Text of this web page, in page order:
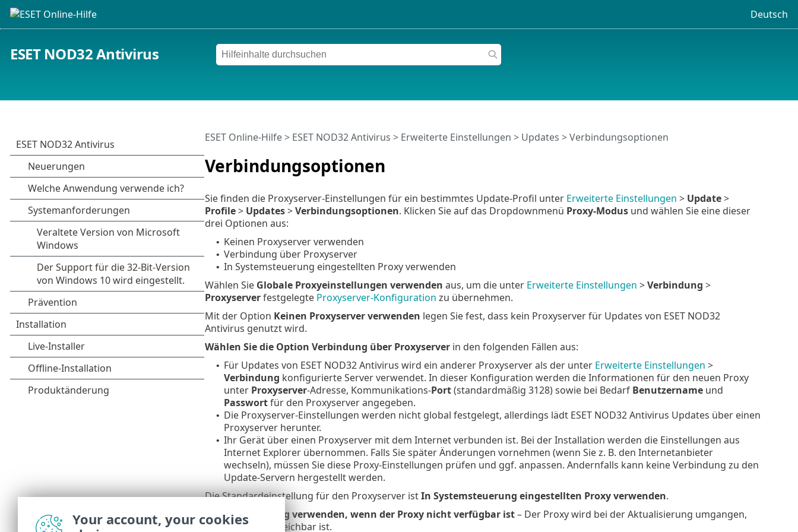
Deutsch
ESET NOD32 Antivirus
Verbindungsoptionen
ESET Online-Hilfe> ESET NOD32 Antivirus > Erweiterte Einstellungen > Updates > Verbindungsoptionen
Sie finden die Proxyserver-Einstellungen für ein bestimmtes Update-Profil unter Erweiterte Einstellungen > Update>
Profile> Updates>Verbindungsoptionen. Klicken Sie auf das Dropdownmenü Proxy-Modusund wählen Sie eine dieser
drei Optionen aus:
• Keinen Proxyserver verwenden
• Verbindung über Proxyserver
• In Systemsteuerung eingestellten Proxy verwenden
Wählen Sie Globale Proxyeinstellungen verwenden aus, um die unter Erweiterte Einstellungen >Verbindung >
Proxyserverfestgelegte Proxyserver-Konfiguration zu übernehmen.
Mit der Option Keinen Proxyserver verwenden legen Sie fest, dass kein Proxyserver für Updates von ESET NOD32
Antivirus genutzt wird.
Wählen Sie die Option Verbindung über Proxyserverin den folgenden Fällen aus:
• Für Updates von ESET NOD32 Antivirus wird ein anderer Proxyserver als der unter Erweiterte Einstellungen >
Verbindung konfigurierte Server verwendet. In dieser Konfiguration werden die Informationen für den neuen Proxy
unter Proxyserver-Adresse, Kommunikations-Port(standardmäßig 3128) sowie bei Bedarf Benutzernameund
Passwortfür den Proxyserver angegeben.
• Die Proxyserver-Einstellungen werden nicht global festgelegt, allerdings lädt ESET NOD32 Antivirus Updates über einen
Proxyserver herunter.
• Ihr Gerät über einen Proxyserver mit dem Internet verbunden ist. Bei der Installation werden die Einstellungen aus
Internet Explorer übernommen. Falls Sie später Änderungen vornehmen (wenn Sie z. B. den Internetanbieter
wechseln), müssen Sie diese Proxy-Einstellungen prüfen und ggf. anpassen. Andernfalls kann keine Verbindung zu den
Update-Servern hergestellt werden.
Die Standardeinstellung für den Proxyserver istIn Systemsteuerung eingestellten Proxy verwenden.
Direktverbindung verwenden, wenn der Proxy nicht verfügbar ist– Der Proxy wird bei der Aktualisierung umgangen,
wenn er nicht erreichbar ist.
Your account, your cookies